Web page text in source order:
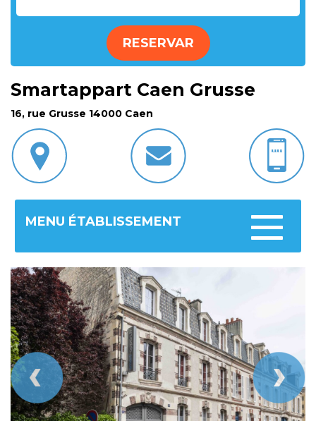
RESERVAR
Smartappart Caen Grusse
16, rue Grusse 14000 Caen
Toggle
MENU ÉTABLISSEMENT